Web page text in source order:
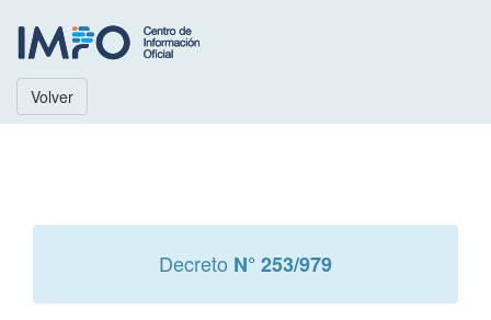
Volver
Decreto N° 253/979